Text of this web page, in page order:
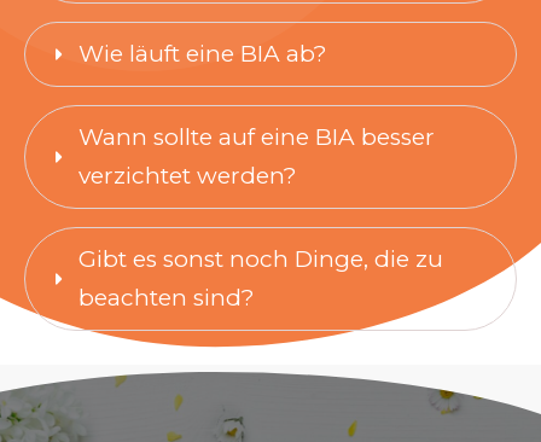
Wie läuft eine BIA ab?
Wann sollte auf eine BIA besser
verzichtet werden?
Gibt es sonst noch Dinge, die zu
beachten sind?